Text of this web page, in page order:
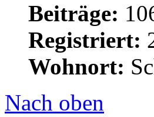
Beiträge:
Registriert:
Wohnort:
Nach oben